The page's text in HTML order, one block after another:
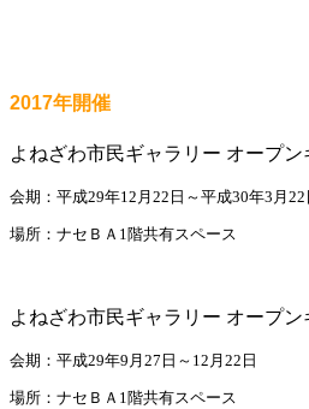
2017年開催
よねざわ市民ギャラリー オープン
会期：平成29年12月22日～平成30年3月22
場所：ナセＢＡ1階共有スペース
よねざわ市民ギャラリー オープン
会期：平成29年9月27日～12月22日
場所：ナセＢＡ1階共有スペース